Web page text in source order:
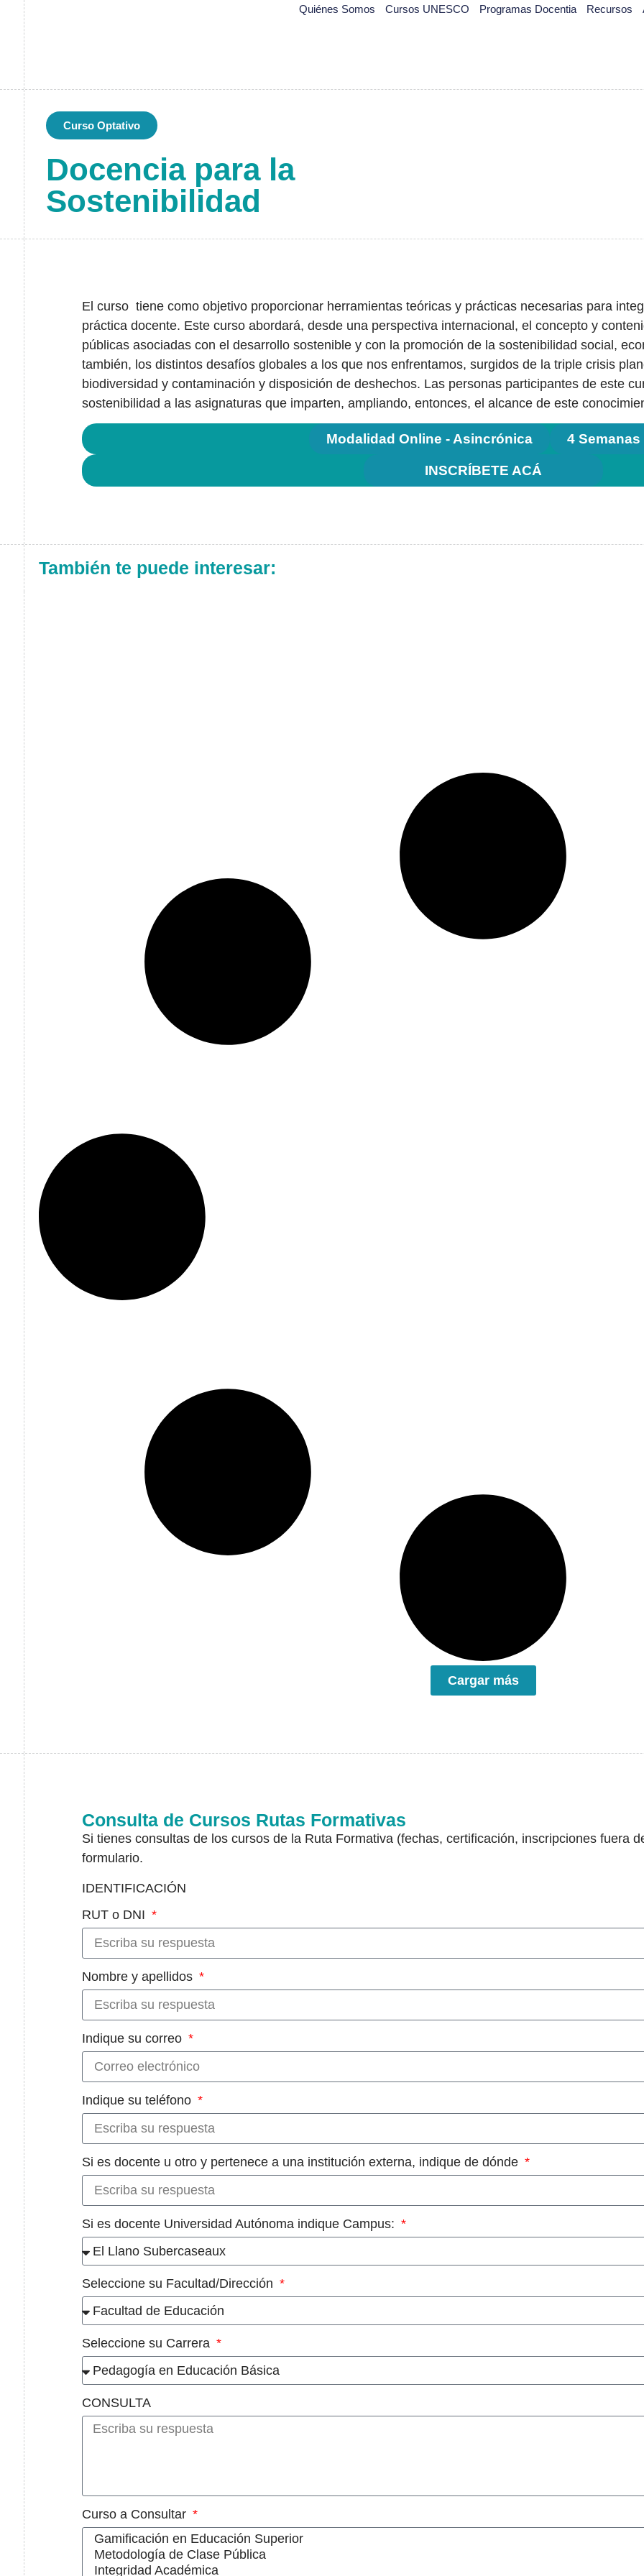
Quiénes Somos Cursos UNESCO Programas Docentia Recursos
Curso Optativo
Docencia para la
Sostenibilidad
El curso tiene como objetivo proporcionar herramientas teóricas y prácticas necesarias para
práctica docente. Este curso abordará, desde una perspectiva internacional, el concepto y
públicas asociadas con el desarrollo sostenible y con la promoción de la sostenibilidad social,
también, los distintos desafíos globales a los que nos enfrentamos, surgidos de la triple crisis
biodiversidad y contaminación y disposición de deshechos. Las personas participantes de este
sostenibilidad a las asignaturas que imparten, ampliando, entonces, el alcance de este
Modalidad Online - Asincrónica 4 Semanas
INSCRÍBETE ACÁ
También te puede interesar:
Cargar más
Consulta de Cursos Rutas Formativas
Si tienes consultas de los cursos de la Ruta Formativa (fechas, certificación, inscripciones fuera
formulario.
IDENTIFICACIÓN
RUT o DNI
Nombre y apellidos
Indique su correo
Indique su teléfono
Si es docente u otro y pertenece a una institución externa, indique de dónde
Si es docente Universidad Autónoma indique Campus:
Seleccione su Facultad/Dirección
Seleccione su Carrera
CONSULTA
Curso a Consultar